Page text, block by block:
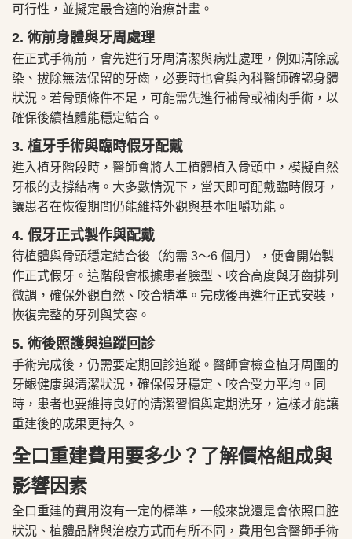
可行性，並擬定最合適的治療計畫。
2. 術前身體與牙周處理
在正式手術前，會先進行牙周清潔與病灶處理，例如清除感
染、拔除無法保留的牙齒，必要時也會與內科醫師確認身體
狀況。若骨頭條件不足，可能需先進行補骨或補肉手術，以
確保後續植體能穩定結合。
3. 植牙手術與臨時假牙配戴
進入植牙階段時，醫師會將人工植體植入骨頭中，模擬自然
牙根的支撐結構。大多數情況下，當天即可配戴臨時假牙，
讓患者在恢復期間仍能維持外觀與基本咀嚼功能。
4. 假牙正式製作與配戴
待植體與骨頭穩定結合後（約需 3～6 個月），便會開始製
作正式假牙。這階段會根據患者臉型、咬合高度與牙齒排列
微調，確保外觀自然、咬合精準。完成後再進行正式安裝，
恢復完整的牙列與笑容。
5. 術後照護與追蹤回診
手術完成後，仍需要定期回診追蹤。醫師會檢查植牙周圍的
牙齦健康與清潔狀況，確保假牙穩定、咬合受力平均。同
時，患者也要維持良好的清潔習慣與定期洗牙，這樣才能讓
重建後的成果更持久。
全口重建費用要多少？了解價格組成與
影響因素
全口重建的費用沒有一定的標準，一般來說還是會依照口腔
狀況、植體品牌與治療方式而有所不同，費用包含醫師手術